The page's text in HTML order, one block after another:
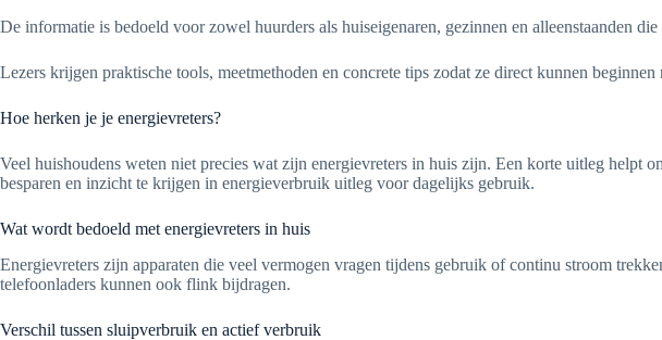
De informatie is bedoeld voor zowel huurders als huiseigenaren, gezinnen en alleenstaanden
Lezers krijgen praktische tools, meetmethoden en concrete tips zodat ze direct kunnen
Hoe herken je je energievreters?
Veel huishoudens weten niet precies wat zijn energievreters in huis zijn. Een korte uitleg helpt
besparen en inzicht te krijgen in energieverbruik uitleg voor dagelijks gebruik.
Wat wordt bedoeld met energievreters in huis
Energievreters zijn apparaten die veel vermogen vragen tijdens gebruik of continu stroom
telefoonladers kunnen ook flink bijdragen.
Verschil tussen sluipverbruik en actief verbruik